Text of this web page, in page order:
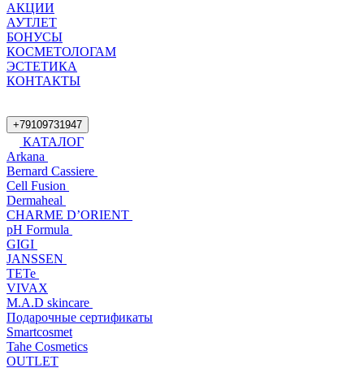
АКЦИИ
АУТЛЕТ
БОНУСЫ
КОСМЕТОЛОГАМ
ЭСТЕТИКА
КОНТАКТЫ
+79109731947
КАТАЛОГ
Arkana
Bernard Cassiere
Cell Fusion
Dermaheal
CHARME D’ORIENT
pH Formula
GIGI
JANSSEN
TETe
VIVAX
M.A.D skincare
Подарочные сертификаты
Smartcosmet
Tahe Cosmetics
OUTLET